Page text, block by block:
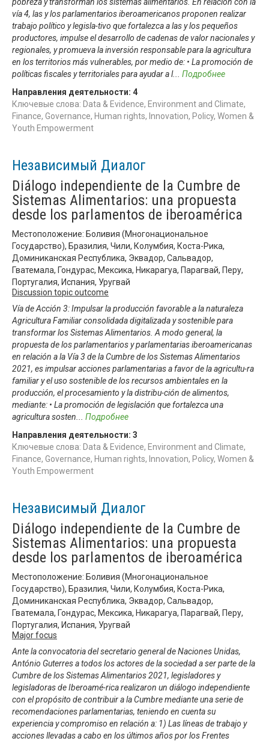
vía 4, las y los parlamentarios iberoamericanos proponen realizar
trabajo político y legisla-tivo que fortalezca a las y los pequeños
productores, impulse el desarrollo de cadenas de valor nacionales y
regionales, y promueva la inversión responsable para la agricultura
en los territorios más vulnerables, por medio de: • La promoción de
políticas fiscales y territoriales para ayudar a l... Подробнее
Направления деятельности: 4
Ключевые слова: Data & Evidence, Environment and Climate,
Finance, Governance, Human rights, Innovation, Policy, Women &
Youth Empowerment
Независимый Диалог
Diálogo independiente de la Cumbre de
Sistemas Alimentarios: una propuesta
desde los parlamentos de iberoamérica
Местоположение: Боливия (Многонациональное
Государство), Бразилия, Чили, Колумбия, Коста-Рика,
Доминиканская Республика, Эквадор, Сальвадор,
Гватемала, Гондурас, Мексика, Никарагуа, Парагвай, Перу,
Португалия, Испания, Уругвай
Discussion topic outcome
Vía de Acción 3: Impulsar la producción favorable a la naturaleza
Agricultura Familiar consolidada digitalizada y sostenible para
transformar los Sistemas Alimentarios. A modo general, la
propuesta de los parlamentarios y parlamentarias iberoamericanas
en relación a la Vía 3 de la Cumbre de los Sistemas Alimentarios
2021, es impulsar acciones parlamentarias a favor de la agricultu-ra
familiar y el uso sostenible de los recursos ambientales en la
producción, el procesamiento y la distribu-ción de alimentos,
mediante: • La promoción de legislación que fortalezca una
agricultura sosten
Подробнее
Направления деятельности: 3
Ключевые слова: Data & Evidence, Environment and Climate,
Finance, Governance, Human rights, Innovation, Policy, Women &
Youth Empowerment
Независимый Диалог
Diálogo independiente de la Cumbre de
Sistemas Alimentarios: una propuesta
desde los parlamentos de iberoamérica
Местоположение: Боливия (Многонациональное
Государство), Бразилия, Чили, Колумбия, Коста-Рика,
Доминиканская Республика, Эквадор, Сальвадор,
Гватемала, Гондурас, Мексика, Никарагуа, Парагвай, Перу,
Португалия, Испания, Уругвай
Major focus
Ante la convocatoria del secretario general de Naciones Unidas,
António Guterres a todos los actores de la sociedad a ser parte de la
Cumbre de los Sistemas Alimentarios 2021, legisladores y
legisladoras de Iberoamé-rica realizaron un diálogo independiente
con el propósito de contribuir a la Cumbre mediante una serie de
recomendaciones parlamentarias, teniendo en cuenta su
experiencia y compromiso en relación a: 1) Las líneas de trabajo y
acciones llevadas a cabo en los últimos años por los Frentes